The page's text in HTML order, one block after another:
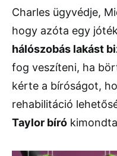
Charles ügyvédje,
hogy azóta egy
hálószobás lakást
fog veszíteni, ha
kérte a bíróságot,
rehabilitáció
Taylor bíró